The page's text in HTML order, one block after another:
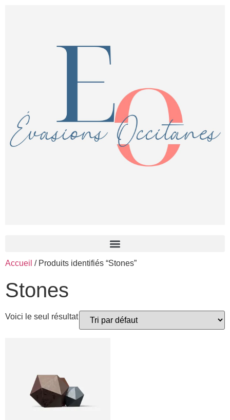
Accueil / Produits identifiés “Stones”
Stones
Voici le seul résultat